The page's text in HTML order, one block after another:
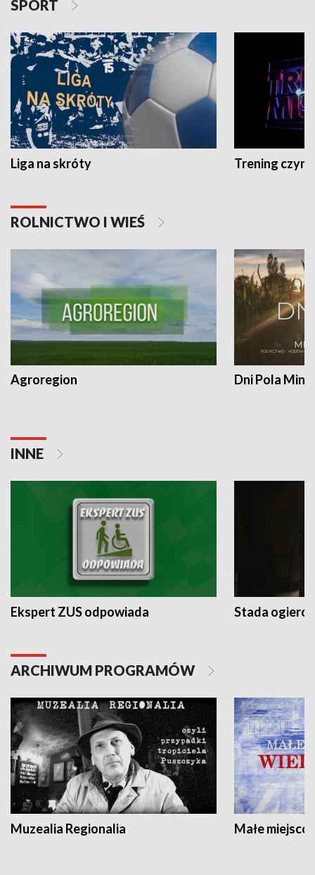
SPORT
Liga na skróty Trening czyni
ROLNICTWO I WIEŚ
Agroregion Dni Pola
INNE
Ekspert ZUS odpowiada Stada
ARCHIWUM PROGRAMÓW
Muzealia Regionalia Małe